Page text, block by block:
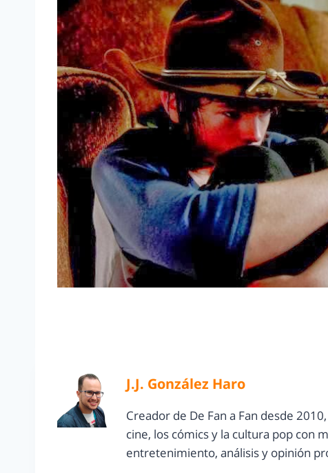
J.J. González Haro
Creador de De Fan a Fan desde
cine, los cómics y la cultura pop con
entretenimiento, análisis y opinión